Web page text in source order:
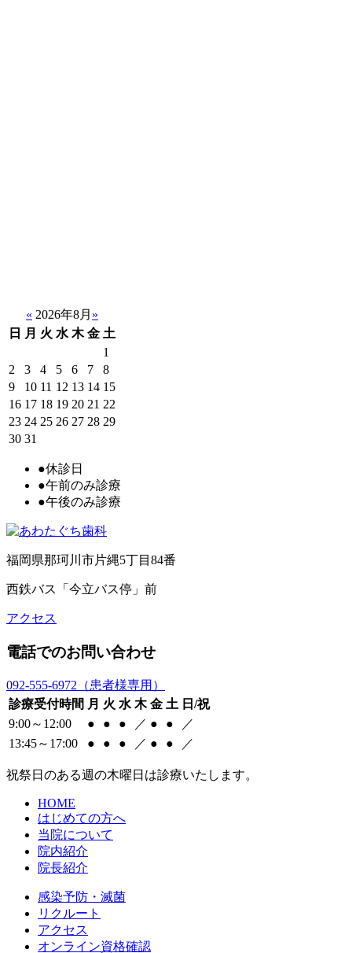
« 2026年8月 »
日
月 火 水 木 金 土
1
2
3 4 5 6 7
8
9
10 11 12 13 14 15
16 17 18 19 20 21 22
23 24 25 26 27 28 29
30 31
●休診日
●午前のみ診療
●午後のみ診療
福岡県那珂川市片縄5丁目84番
西鉄バス「今立バス停」前
アクセス
電話でのお問い合わせ
092-555-6972 （患者様専用）
診療受付時間 月 火 水 木 金 土 日/祝
9:00～12:00
● ● ● ／ ● ●
／
13:45～17:00
● ● ● ／ ● ● ／
祝祭日のある週の木曜日は診療いたします。
HOME
はじめての方へ
当院について
院内紹介
院長紹介
感染予防・滅菌
リクルート
アクセス
オンライン資格確認